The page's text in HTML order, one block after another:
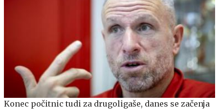
Konec počitnic tudi za drugoligaše, danes se začenja